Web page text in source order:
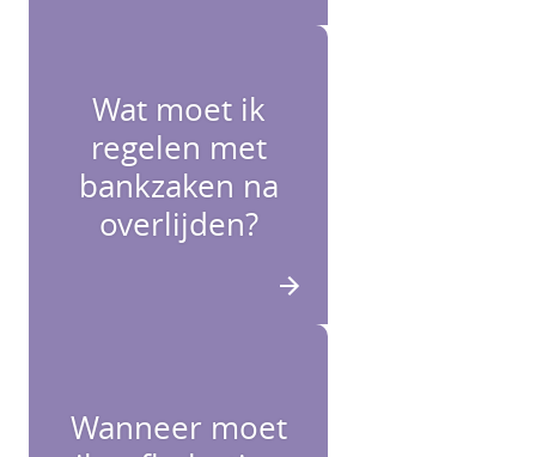
Wat moet ik
regelen met
bankzaken na
overlijden?
Wanneer moet